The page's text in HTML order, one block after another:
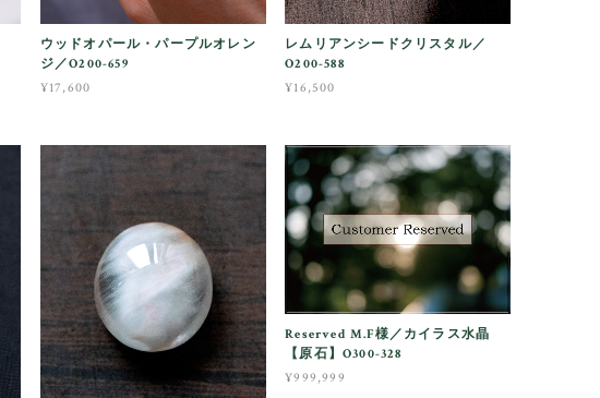
ウッドオパール・パープルオレン
ジ／O200-659
¥17,600
レムリアンシードクリスタル／
O200-588
¥16,500
Reserved M.F様／カイラス水晶
【原石】O300-328
¥999,999